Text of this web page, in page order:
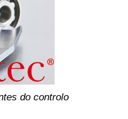
do controlo